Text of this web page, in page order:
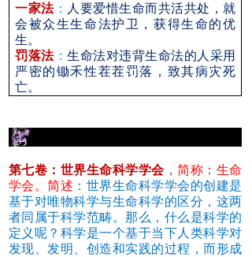
一家法： 人要爱惜生命而共活共处，就
会被众生生命法护卫，获得生命的优
生。
罚落法： 生命法对违背生命法的人采用
严密的锄禾性茬茬罚落，致其病灾死
亡。
第七卷：世界生命科学学会，简称：生命
学会。简述 ：世界生命科学学会的创建是
基于对唯物科学与生命科学的区分，这两
者同属于科学范畴。那么，什么是科学的
定义呢？科学是一个基于当下人类科学对
发现、发明、创造和实践的过程，而形成